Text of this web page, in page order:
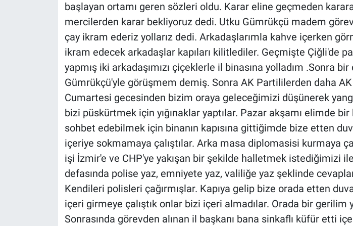
başlayan ortamı geren sözleri oldu. Karar eline geçmeden
mercilerden karar bekliyoruz dedi. Utku Gümrükçü madem
çay ikram ederiz yollarız dedi. Arkadaşlarımla kahve içerken
ikram edecek arkadaşlar kapıları kilitlediler. Geçmişte Çiğli'de
yapmış iki arkadaşımızı çiçeklerle il binasına yolladım .Sonra
Gümrükçü'yle görüşmem demiş. Sonra AK Partililerden daha
Cumartesi gecesinden bizim oraya geleceğimizi düşünerek
bizi püskürtmek için yığınaklar yaptılar. Pazar akşamı elimde
sohbet edebilmek için binanın kapısına gittiğimde bize etten
içeriye sokmamaya çalıştılar. Arka masa diplomasisi kurmaya
işi İzmir'e ve CHP'ye yakışan bir şekilde halletmek istediğimizi
defasında polise yaz, emniyete yaz, valiliğe yaz şeklinde
Kendileri polisleri çağırmışlar. Kapıya gelip bize orada etten
içeri girmeye çalıştık onlar bizi içeri almadılar. Orada bir gerilim
Sonrasında görevden alınan il başkanı bana sinkaflı küfür etti